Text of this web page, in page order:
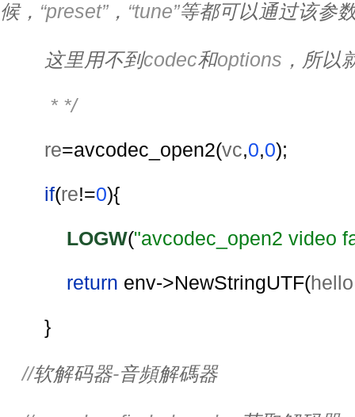
候， “preset”， “tune”等都可以通过该参
这里用不到codec和options ，所以
* */
re=avcodec_open2(vc,0,0);
if(re!=0){
LOGW("avcodec_open2 video
return env->NewStringUTF(hello
}
//软解码器-音頻解碼器